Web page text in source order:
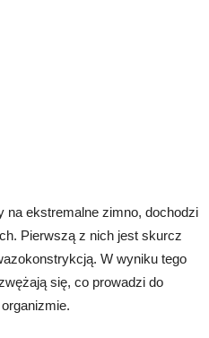
na ekstremalne zimno, dochodzi
Pierwszą z nich jest skurcz
W wyniku tego
się, co prowadzi do